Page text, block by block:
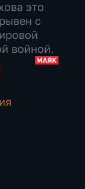
это
с
войной.